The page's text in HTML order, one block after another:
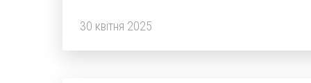
30 квітня 2025